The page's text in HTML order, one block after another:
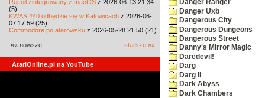
Recoil zintegrowany z macOS z 2026-06-13 21:34
(5)
KWAS #40 odbędzie się w Katowicach z 2026-06-
07 17:59 (25)
Commodore po atarowsku z 2026-05-28 21:50 (21)
«« nowsze starsze »»
AtariOnline.pl na YouTube
Danger Ranger
Danger Uxb
Dangerous City
Dangerous Dungeons
Dangerous Street
Danny's Mirror Magic
Daredevil!
Darg
Darg II
Dark Abyss
Dark Chambers